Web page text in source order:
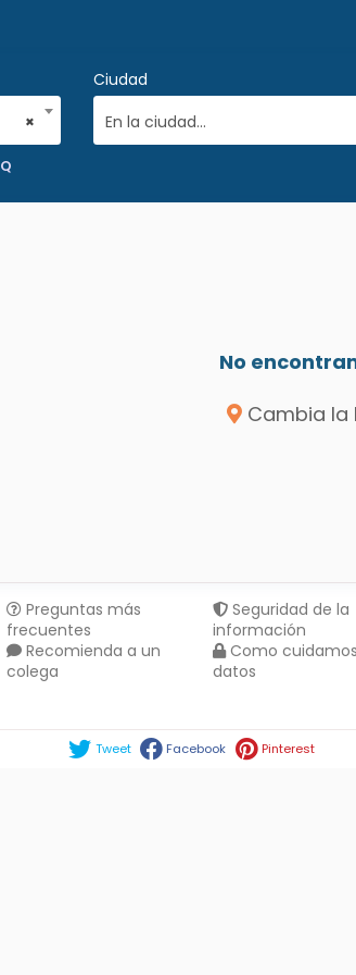
×
Ciudad
En la ciudad...
Q
No
Cambia la
Preguntas más
frecuentes
Recomienda a un
colega
Seguridad de la
información
Como
datos
Tweet Facebook Pinterest